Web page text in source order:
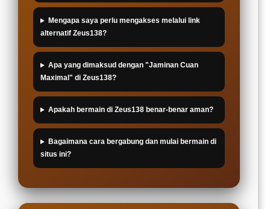
Mengapa saya perlu mengakses melalui link
alternatif Zeus138?
Apa yang dimaksud dengan "Jaminan Cuan
Maximal" di Zeus138?
Apakah bermain di Zeus138 benar-benar aman?
Bagaimana cara bergabung dan mulai bermain di
situs ini?